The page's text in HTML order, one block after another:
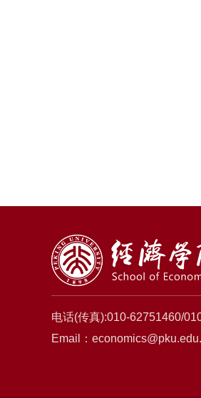
电话(传真):010-62751460/
Email：